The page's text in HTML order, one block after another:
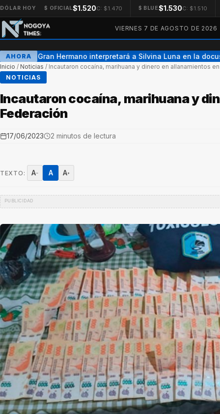
DÓLAR HOY $ OFICIAL$1.520C: $1.470 $ BLUE$1.530C: $1.510
VIERNES 7 DE AGOSTO DE 2026
AHORA
Una ex Gran Hermano interpretará a Silvina Luna en la
Inicio / Noticias / Incautaron cocaína, marihuana y dinero en allanamientos
NOTICIAS
Incautaron cocaína, marihuana y
Federación
17/06/2023 2 minutos de lectura
TEXTO: A− A A+